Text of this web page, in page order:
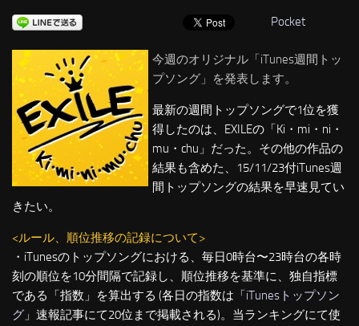
Pocket
今週のオリジナル「iTunes週間トッ
プソング」を発表します。
最新の週間トップソングで1位を獲
得したのは、EXILEの「Ki・mi・ni・
mu・chu」だった。その他の作品の
結果も含めた、15/11/23付iTunes週
間トップソングの結果を早速見てい
きたい。
<ルール、順位推移の記録について>
・iTunesのトップソングにおける、毎日0時台〜23時台の各時
刻の順位を10分間隔で記録し、順位推移を基準に、独自指標
である「指数」を算出する (各日の指数は「iTunesトップソン
グ 」速報記事にて20位まで掲載される)。当ランキングにて使